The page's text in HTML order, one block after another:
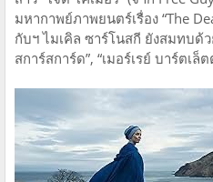
มหากาพย์ภาพยนตร์เรื่อง “The
กับฯ ไมเคิล ซาร์โนสกี ยังสมทบด้
สการ์สการ์ด”, “เมอร์เรย์ บาร์ตเล็